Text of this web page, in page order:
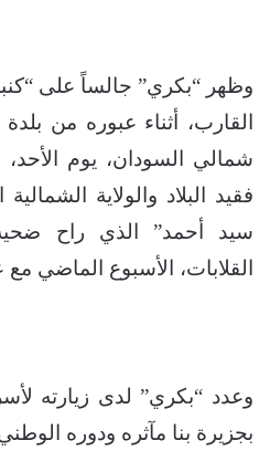
وظهر “بكري” جالساً على
القارب، أثناء عبوره من
شمالي السودان، يوم
فقيد البلاد والولاية
سيد أحمد” الذي راح
القلابات، الأسبوع الماضي
وعدد “بكري” لدى زيارته
بجزيرة بنا مآثره ودوره